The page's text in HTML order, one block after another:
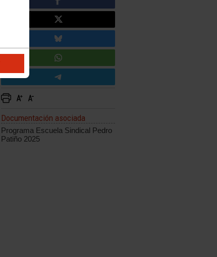
Documentación asociada
Programa Escuela Sindical Pedro
Patiño 2025